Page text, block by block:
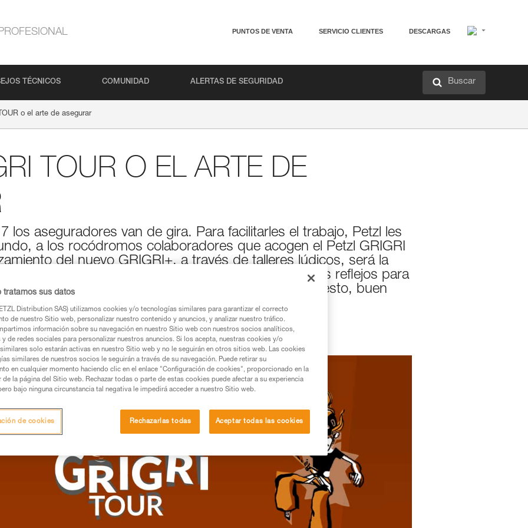
PUNTOS DE VENTA SERVICIO CLIENTES DESCARGAS
TÉCNICOS COMUNIDAD ALERTAS DE SEGURIDAD Buscar
o el arte de asegurar
TOUR O EL ARTE DE
los aseguradores van de gira. Para facilitarles el trabajo, Petzl les
a los rocódromos colaboradores que acogen el Petzl GRIGRI
del nuevo GRIGRI+, a través de talleres lúdicos, será la
aseguramiento, adquirir buenas técnicas y buenos reflejos para
asegurador sea un verdadero dúo. Y, por supuesto, buen
Y EN PARED
tratamos sus datos
Distribution SAS) utilizamos cookies y/o tecnologías similares para garantizar el correcto
de nuestro Sitio web, personalizar nuestro contenido y anuncios, y analizar nuestro tráfico.
información sobre su navegación en nuestro Sitio web con nuestros socios analíticos,
de redes sociales para personalizar nuestros anuncios. Si los acepta, nuestras cookies y/o
solo estarán activas en nuestro Sitio web y no le seguirán en otros sitios web. Las cookies
similares de nuestros socios le seguirán a través de su navegación. Puede retirar su
en cualquier momento haciendo clic en el enlace "Configuración de cookies", proporcionado en la
de la página del Sitio web. Rechazar todas o parte de estas cookies puede afectar a su experiencia
bajo ninguna circunstancia tal negativa le impedirá acceder a nuestro Sitio web.
Rechazarlas todas Aceptar todas las cookies
de cookies